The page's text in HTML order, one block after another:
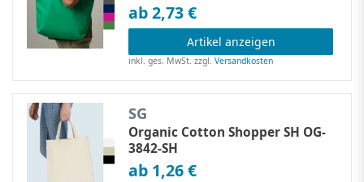
ab 2,73 €
Artikel anzeigen
inkl. ges. MwSt. zzgl.Versandkosten
SG
Organic Cotton Shopper SH OG-
3842-SH
ab 1,26 €